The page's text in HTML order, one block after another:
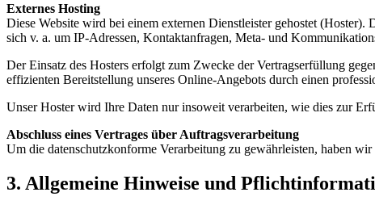
Externes Hosting
Diese Website wird bei einem externen Dienstleister gehostet (Hoster).
sich v. a. um IP-Adressen, Kontaktanfragen, Meta- und
Der Einsatz des Hosters erfolgt zum Zwecke der Vertragserfüllung
effizienten Bereitstellung unseres Online-Angebots durch einen
Unser Hoster wird Ihre Daten nur insoweit verarbeiten, wie dies zur
Abschluss eines Vertrages über Auftragsverarbeitung
Um die datenschutzkonforme Verarbeitung zu gewährleisten, haben
3. Allgemeine Hinweise und